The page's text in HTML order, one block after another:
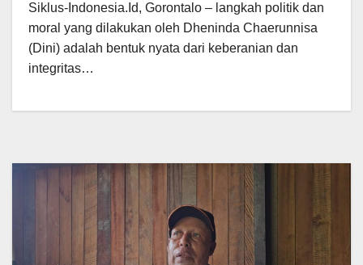
Siklus-Indonesia.Id, Gorontalo – langkah politik dan
moral yang dilakukan oleh Dheninda Chaerunnisa
(Dini) adalah bentuk nyata dari keberanian dan
integritas…